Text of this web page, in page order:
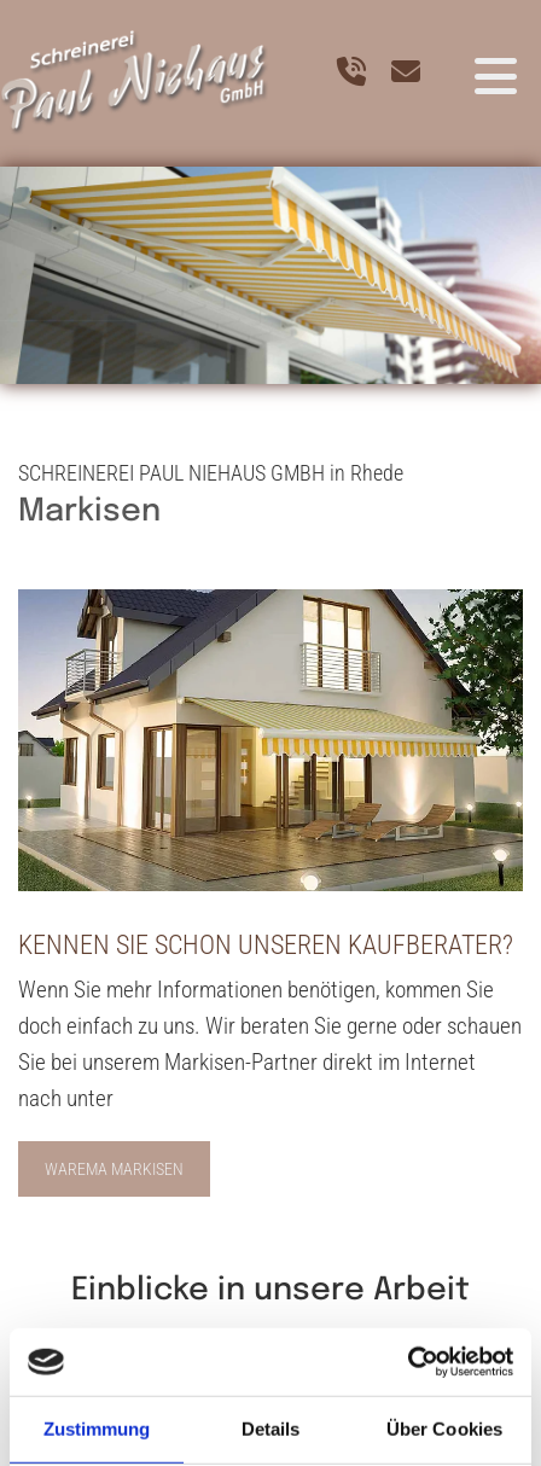
Zustimmung Details Über Cookies
SCHREINEREI PAUL NIEHAUS GMBH in Rhede
Markisen
KENNEN SIE SCHON UNSEREN KAUFBERATER?
Wenn Sie mehr Informationen benötigen, kommen Sie
doch einfach zu uns. Wir beraten Sie gerne oder schauen
Sie bei unserem Markisen-Partner direkt im Internet
nach unter
WAREMA MARKISEN
Einblicke in unsere Arbeit